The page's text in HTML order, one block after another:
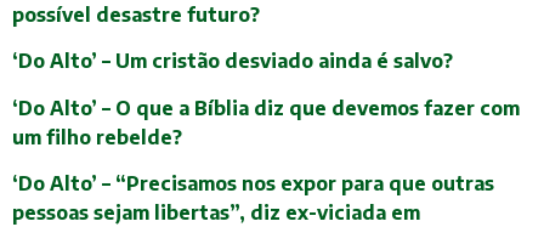
possível desastre futuro?
‘Do Alto’ – Um cristão desviado ainda é salvo?
‘Do Alto’ – O que a Bíblia diz que devemos fazer com
um filho rebelde?
‘Do Alto’ – “Precisamos nos expor para que outras
pessoas sejam libertas”, diz ex-viciada em